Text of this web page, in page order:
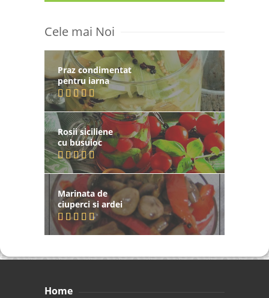
Cele mai Noi
Praz condimentat
pentru iarna
Rosii siciliene
cu busuioc
Marinata de
ciuperci si ardei
Home